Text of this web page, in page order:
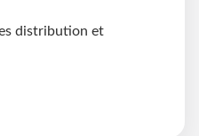
distribution et